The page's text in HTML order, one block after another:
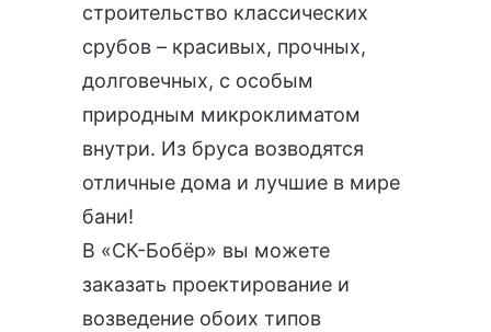
строительство классических
срубов – красивых, прочных,
долговечных, с особым
природным микроклиматом
внутри. Из бруса возводятся
отличные дома и лучшие в мире
бани!
В «СК-Бобёр» вы можете
заказать проектирование и
возведение обоих типов